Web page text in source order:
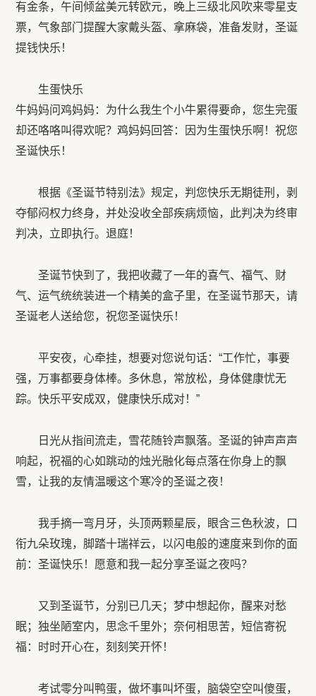
有金条，午间倾盆美元转欧元，晚上三级北风吹来零星支
票，气象部门提醒大家戴头盔、拿麻袋，准备发财，圣诞
提钱快乐！
生蛋快乐
牛妈妈问鸡妈妈：为什么我生个小牛累得要命，您生完蛋
却还咯咯叫得欢呢？鸡妈妈回答：因为生蛋快乐啊！祝您
圣诞快乐！
根据《圣诞节特别法》规定，判您快乐无期徒刑，剥
夺郁闷权力终身，并处没收全部疾病烦恼，此判决为终审
判决，立即执行。退庭！
圣诞节快到了，我把收藏了一年的喜气、福气、财
气、运气统统装进一个精美的盒子里，在圣诞节那天，请
圣诞老人送给您，祝您圣诞快乐！
平安夜，心牵挂，想要对您说句话：“工作忙，事要
强，万事都要身体棒。多休息，常放松，身体健康忧无
踪。快乐平安成双，健康快乐成对！”
日光从指间流走，雪花随铃声飘落。圣诞的钟声声声
响起，祝福的心如跳动的烛光融化每点落在你身上的飘
雪，让我的友情温暖这个寒冷的圣诞之夜！
我手摘一弯月牙，头顶两颗星辰，眼含三色秋波，口
衔九朵玫瑰，脚踏十瑞祥云，以闪电般的速度来到你的面
前：圣诞快乐！愿意和我一起分享圣诞之夜吗？
又到圣诞节，分别已几天；梦中想起你，醒来对愁
眠；独坐陋室内，思念千里外；奈何相思苦，短信寄祝
福：时时开心在，刻刻笑开怀！
考试零分叫鸭蛋，做坏事叫坏蛋，脑袋空空叫傻蛋，